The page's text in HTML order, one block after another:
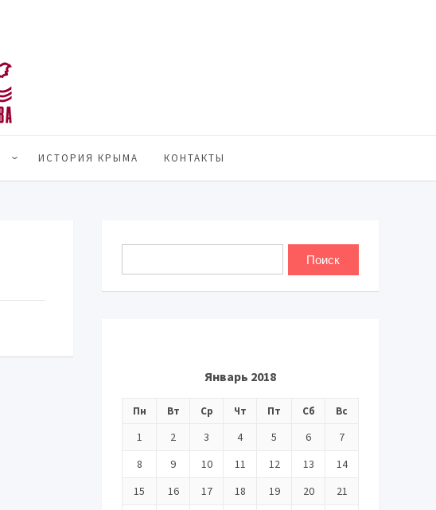
ИСТОРИЯ КРЫМА КОНТАКТЫ
Январь 2018
Пн Вт Ср Чт Пт Сб Вс
1 2 3 4 5 6
7
8
9 10 11 12 13
14
15
16 17 18 19 20
21